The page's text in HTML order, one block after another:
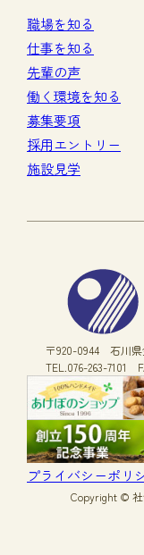
職場を知る
仕事を知る
先輩の声
働く環境を知る
募集要項
採用エントリー
施設見学
〒920-0944 石川
TEL.076-263-7101
プライバシーポリ
Copyright © 社